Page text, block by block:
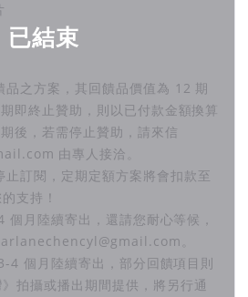
已結束
之方案，其回饋品價值為 12 期
即終止贊助，則以已付款金額換算
後，若需停止贊助，請來信
由專人接洽。
訂閱，定期定額方案將會扣款至
支持！
月陸續寄出，還請您耐心等候，
。
4 個月陸續寄出，部分回饋項目則
拍攝或播出期間提供，將另行通